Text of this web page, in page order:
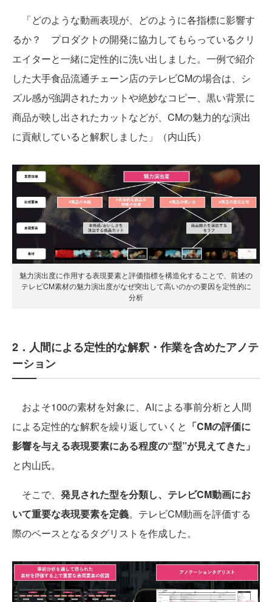
「どのような動画表現が、どのように各指標に影響す
るか？ プロダクトの開発に協力してもらっているクリ
エイターと一緒に定性的に洗い出しました。一例で紹介
した大手食品流通チェーン店のテレビCMの場合は、シ
ズル感が強調されたカットや絶妙なコピー、黒い背景に
商品が映し出されたカットなどが、CMの魅力的な演出
に貢献していると解釈しました」（内山氏）
魅力演出度に作用する表現要素と評価指標を構造化することで、前述の
テレビCM素材の魅力演出度がなぜ突出して高いのかの要因を定性的に
分析
2．人間による定性的な解釈・作業を含めたアノテ
ーション
およそ100の素材を対象に、AIによる事前分析と人間
による定性的な解釈を繰り返していくと 「CMの評価に
影響を与える表現要素にある程度の“型”が見えてきた」
と内山氏。
そこで、 発見された型を分類し、テレビCM動画にお
いて重要な表現要素を定義。テレビCM動画を評価する
際のベースとなるタグリストを作成した。